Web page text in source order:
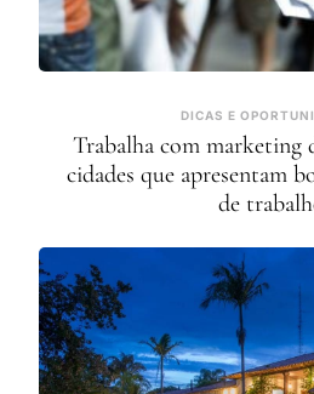
DICAS E
Trabalha com marketing
cidades que apresentam
de